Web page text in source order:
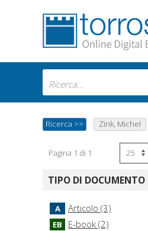
Ricerca >> Zink, Michel
Pagina 1 di 1
TIPO DI DOCUMENTO
A Articolo (3)
EB E-book (2)